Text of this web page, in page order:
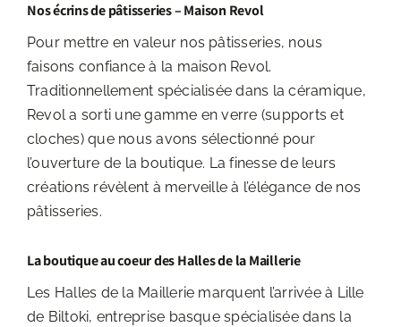
Nos écrins de pâtisseries – Maison Revol
Pour mettre en valeur nos pâtisseries, nous
faisons confiance à la maison Revol.
Traditionnellement spécialisée dans la céramique,
Revol a sorti une gamme en verre (supports et
cloches) que nous avons sélectionné pour
l’ouverture de la boutique. La finesse de leurs
créations révèlent à merveille à l’élégance de nos
pâtisseries.
La boutique au coeur des Halles de la Maillerie
Les Halles de la Maillerie marquent l’arrivée à Lille
de Biltoki, entreprise basque spécialisée dans la